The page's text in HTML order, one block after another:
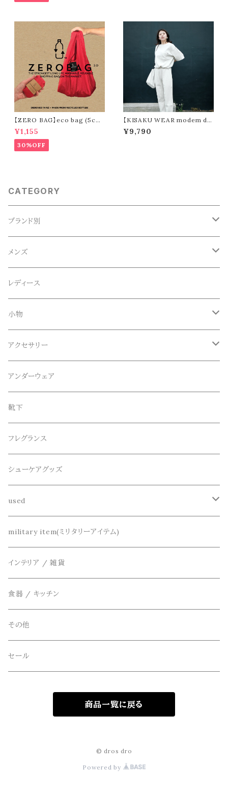
【ZERO BAG】eco bag (5col
ors)
¥1,155
30%OFF
【KISAKU WEAR modem de
sign】kisaku waffle
¥9,790
CATEGORY
ブランド別
ACE SNKR(エーススニーカー)
Anapau,Seaing,ANAPAU UG
Blundstone(ブランドストーン)
CameOne(ケイムワン)
CANDY DESIGN&WORKS(CDW)
collonil(コロニル)
CountyComm(カウンティーコム)
decka(デカ)
dros dro(ドロスドロ)
DETAIL(ディティール)
THE FLAVOR DESIGN(ザ フレーバーデザイン)
FOB FACTORY(エフオービーファクトリー)
Four Seasons Garage(FSG)
freewaters(フリーウォータース)
GLOMA NAUTICA(グローマノーティカ)
メンズ
トップス
Tシャツ
ロンT
シャツ
カーディガン
ボトムス
ロング
ショート
セットアップ
シューズ
シューズ
サンダル
レディース
小物
帽子、マフラー、手袋
メガネ、サングラス
ベルト
腕時計
キーアクセサリー
財布、コインケース、マネークリップ
鞄
アクセサリー
リング
ブレスレット、バングル
ネックレス
アンダーウェア
靴下
フレグランス
シューケアグッズ
used
リメイク
アクセサリー
military item(ミリタリーアイテム)
インテリア / 雑貨
食器 / キッチン
その他
セール
商品一覧に戻る
© dros dro
Powered by